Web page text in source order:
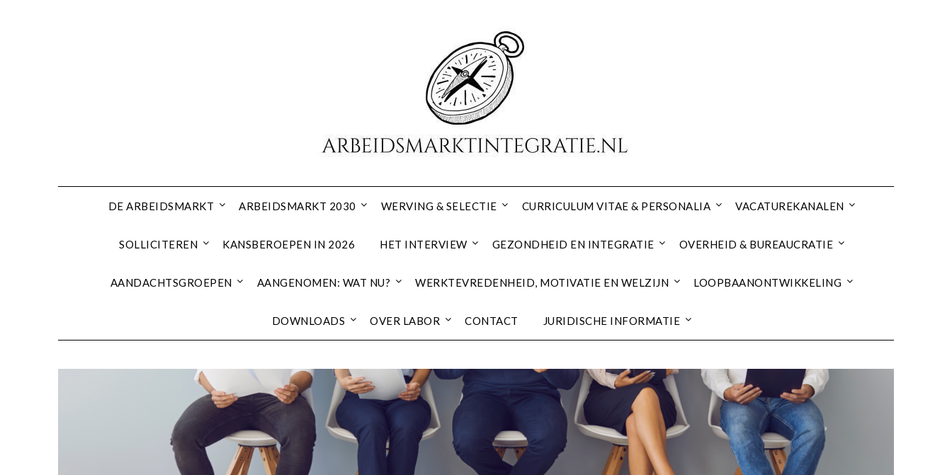
DE ARBEIDSMARKT ARBEIDSMARKT 2030 WERVING & SELECTIE CURRICULUM VITAE & PERSONALIA VACATUREKANALEN
SOLLICITEREN KANSBEROEPEN IN 2026 HET INTERVIEW GEZONDHEID EN INTEGRATIE OVERHEID & BUREAUCRATIE
AANDACHTSGROEPEN AANGENOMEN: WAT NU? WERKTEVREDENHEID, MOTIVATIE EN WELZIJN LOOPBAANONTWIKKELING
DOWNLOADS OVER LABOR CONTACT JURIDISCHE INFORMATIE